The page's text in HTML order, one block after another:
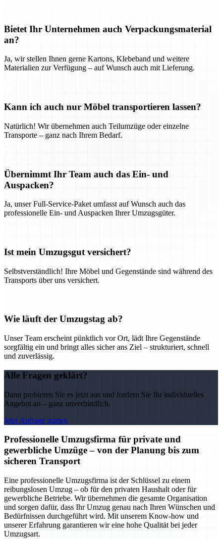
Bietet Ihr Unternehmen auch Verpackungsmaterial
an?
Ja, wir stellen Ihnen gerne Kartons, Klebeband und weitere
Materialien zur Verfügung – auf Wunsch auch mit Lieferung.
Kann ich auch nur Möbel transportieren lassen?
Natürlich! Wir übernehmen auch Teilumzüge oder einzelne
Transporte – ganz nach Ihrem Bedarf.
Übernimmt Ihr Team auch das Ein- und
Auspacken?
Ja, unser Full-Service-Paket umfasst auf Wunsch auch das
professionelle Ein- und Auspacken Ihrer Umzugsgüter.
Ist mein Umzugsgut versichert?
Selbstverständlich! Ihre Möbel und Gegenstände sind während des
Transports über uns versichert.
Wie läuft der Umzugstag ab?
Unser Team erscheint pünktlich vor Ort, lädt Ihre Gegenstände
sorgfältig ein und bringt alles sicher ans Ziel – strukturiert, schnell
und zuverlässig.
Alle Fragen geklärt?
Dann probieren Sie es jetzt aus und fordern Sie Ihr individuelles
Angebot an – ganz unverbindlich.
Jetzt Anfrage starten
Professionelle Umzugsfirma für private und
gewerbliche Umzüge – von der Planung bis zum
sicheren Transport
Eine professionelle Umzugsfirma ist der Schlüssel zu einem
reibungslosen Umzug – ob für den privaten Haushalt oder für
gewerbliche Betriebe. Wir übernehmen die gesamte Organisation
und sorgen dafür, dass Ihr Umzug genau nach Ihren Wünschen und
Bedürfnissen durchgeführt wird. Mit unserem Know-how und
unserer Erfahrung garantieren wir eine hohe Qualität bei jeder
Umzugsart.